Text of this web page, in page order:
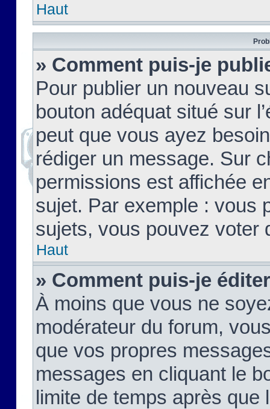
Haut
» Comment puis-je
Pour publier un nouveau
bouton adéquat situé sur
peut que vous ayez
rédiger un message. Sur
permissions est affichée
sujet. Par exemple : vous
sujets, vous pouvez voter
Haut
» Comment puis-je
À moins que vous ne
modérateur du forum,
que vos propres
messages en cliquant le
limite de temps après que